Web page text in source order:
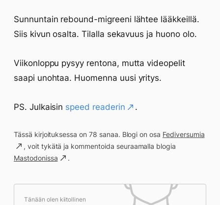
Sunnuntain rebound-migreeni lähtee lääkkeillä.
Siis kivun osalta. Tilalla sekavuus ja huono olo.
Viikonloppu pysyy rentona, mutta videopelit
saapi unohtaa. Huomenna uusi yritys.
PS. Julkaisin speed readerin .
Tässä kirjoituksessa on 78 sanaa. Blogi on osa Fediversumia
, voit tykätä ja kommentoida seuraamalla blogia
Mastodonissa
.
Tänään olen kiitollinen